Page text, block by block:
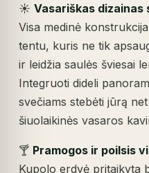
☀️Vasariškas dizainas
Visa medinė
tentu, kuris ne tik
ir leidžia saulės šviesai
Integruoti dideli
svečiams stebėti jūrą
šiuolaikinės vasaros
🍸 Pramogos ir poilsis
Kupolo erdvė pritaikyta